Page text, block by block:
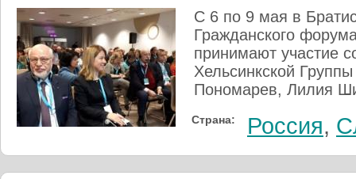
С 6 по 9 мая в
Гражданского
принимают участие
Хельсинкской
Пономарев, Лилия
Страна: Россия,